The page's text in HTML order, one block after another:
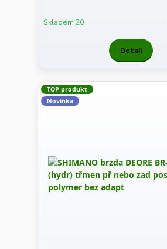
Skladem 20
Detail
TOP produkt
Novinka